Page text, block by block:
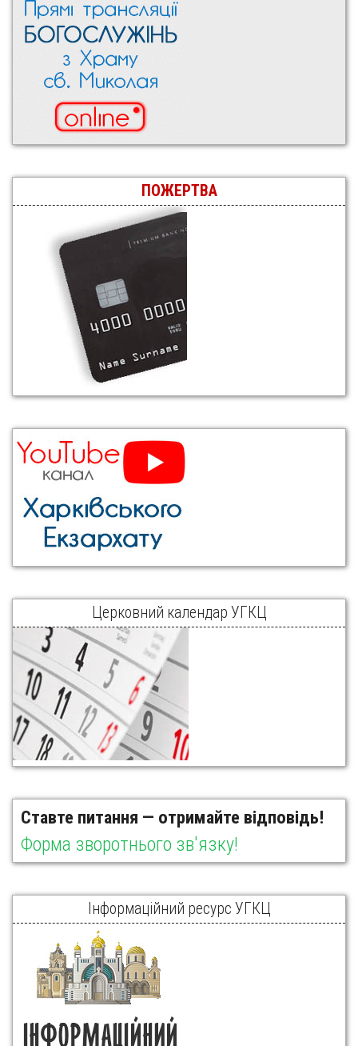
ПОЖЕРТВА
Церковний календар УГКЦ
Ставте питання — отримайте відповідь!
Форма зворотнього зв'язку!
Інформаційний ресурс УГКЦ